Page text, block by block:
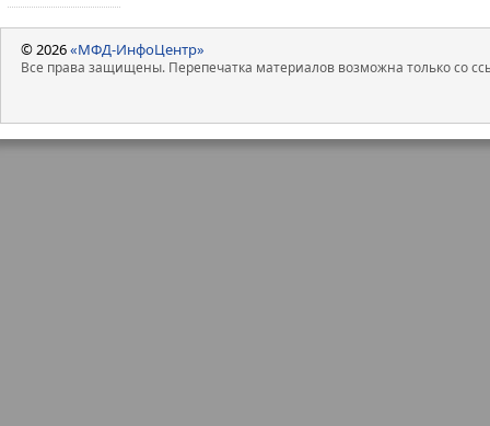
© 2026«МФД-ИнфоЦентр»
Все права защищены. Перепечатка материалов возможна только со